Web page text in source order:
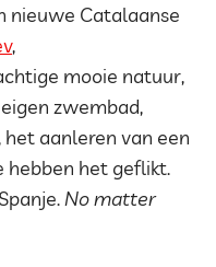
nieuwe Catalaanse
,
mooie natuur,
zwembad,
aanleren van een
hebben het geflikt.
No matter